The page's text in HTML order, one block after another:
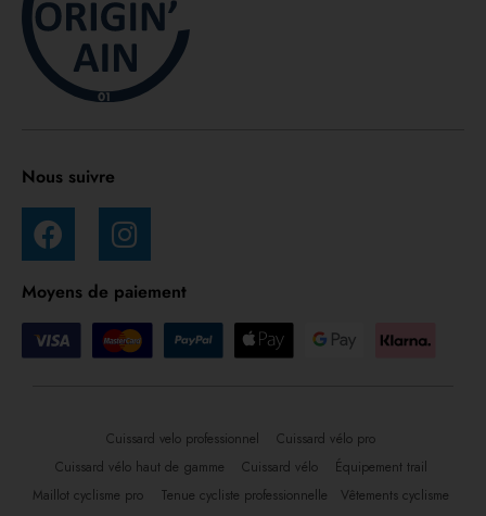
Nous suivre
Moyens de paiement
Cuissard velo professionnel
Cuissard vélo pro
Cuissard vélo haut de gamme
Cuissard vélo
Équipement trail
Maillot cyclisme pro
Tenue cycliste professionnelle
Vêtements cyclisme